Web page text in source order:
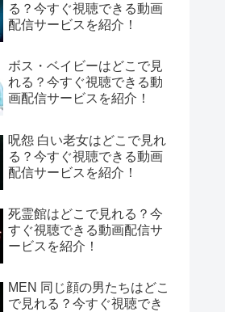
る？今すぐ視聴できる動画
配信サービスを紹介！
ボス・ベイビーはどこで見
れる？今すぐ視聴できる動
画配信サービスを紹介！
呪怨 白い老女はどこで見れ
る？今すぐ視聴できる動画
配信サービスを紹介！
死霊館はどこで見れる？今
すぐ視聴できる動画配信サ
ービスを紹介！
MEN 同じ顔の男たちはどこ
で見れる？今すぐ視聴でき